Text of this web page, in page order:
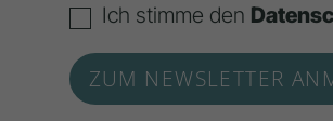
Ich stimme den